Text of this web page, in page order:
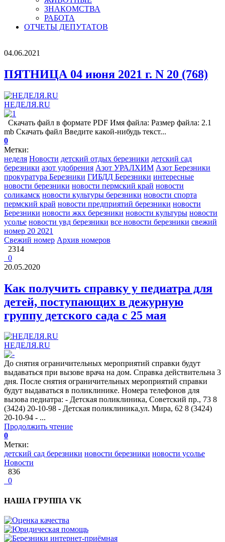
ЗНАКОМСТВА
РАБОТА
ОТЧЕТЫ ДЕПУТАТОВ
04.06.2021
ПЯТНИЦА 04 июня 2021 г. N 20 (768)
НЕДЕЛЯ.RU
Скачать файл в формате PDF Имя файла: Размер файла: 2.1
mb Скачать файл Введите какой-нибудь текст...
0
Метки:
неделя Новости детский отдых березники детский сад
березники азот удобрения Азот УРАЛХИМ Азот Березники
прокуратура Березники ГИБДД Березники интересные
новости березники новости пермский край новости
соликамск новости культуры березники новости спорта
пермский край новости предприятий березники новости
Березники новости жкх березники новости культуры новости
усолье новости увд березники все новости березники свежий
номер 20 2021
Свежий номер Архив номеров
2314
0
20.05.2020
Как получить справку у педиатра для
детей, поступающих в дежурную
группу детского сада с 25 мая
НЕДЕЛЯ.RU
До снятия ограничительных мероприятий справки будут
выдаваться при вызове врача на дом. Справка действительна 3
дня. После снятия ограничительных мероприятий справки
будут выдаваться в поликлинике. Номера телефонов для
вызова педиатра: - Детская поликлиника, Советский пр., 73 8
(3424) 20-10-98 - Детская поликлиника,ул. Мира, 62 8 (3424)
20-10-94 - ...
Продолжить чтение
0
Метки:
детский сад березники новости березники новости усолье
Новости
836
0
НАША ГРУППА VK